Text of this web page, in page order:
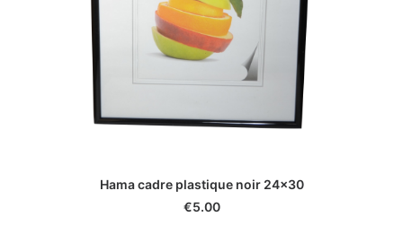
Hama cadre plastique noir 24x30
€5.00